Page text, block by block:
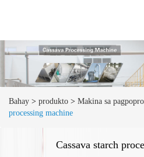
Bahay > produkto > Makina sa
processing machine
Cassava starch